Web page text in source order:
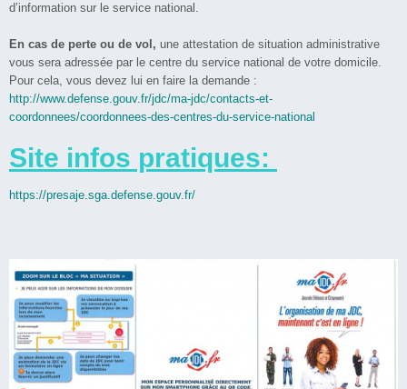
d’information sur le service national.
En cas de perte ou de vol, une attestation de situation administrative
vous sera adressée par le centre du service national de votre domicile.
Pour cela, vous devez lui en faire la demande :
http://www.defense.gouv.fr/jdc/ma-jdc/contacts-et-
coordonnees/coordonnees-des-centres-du-service-national
Site infos pratiques:
https://presaje.sga.defense.gouv.fr/